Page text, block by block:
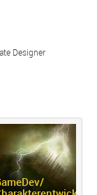
Designer